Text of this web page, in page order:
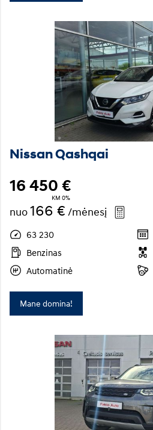
Nissan Qashqai
16 450 €
KM 0%
nuo166 € /mėnesį
63 230
Benzinas
Automatinė
Mane domina!